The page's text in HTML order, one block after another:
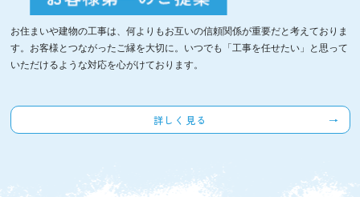
お住まいや建物の工事は、何よりもお互いの信頼関係が重要だと考えておりま
す。お客様とつながったご縁を大切に。いつでも「工事を任せたい」と思って
いただけるような対応を心がけております。
詳しく見る